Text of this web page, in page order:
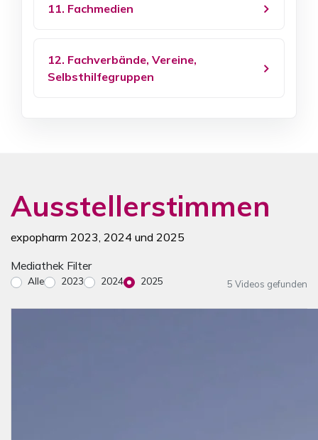
11. Fachmedien
12. Fachverbände, Vereine,
Selbsthilfegruppen
Ausstellerstimmen
expopharm 2023, 2024 und 2025
Mediathek Filter
Alle 2023 2024 2025 5 Videos gefunden